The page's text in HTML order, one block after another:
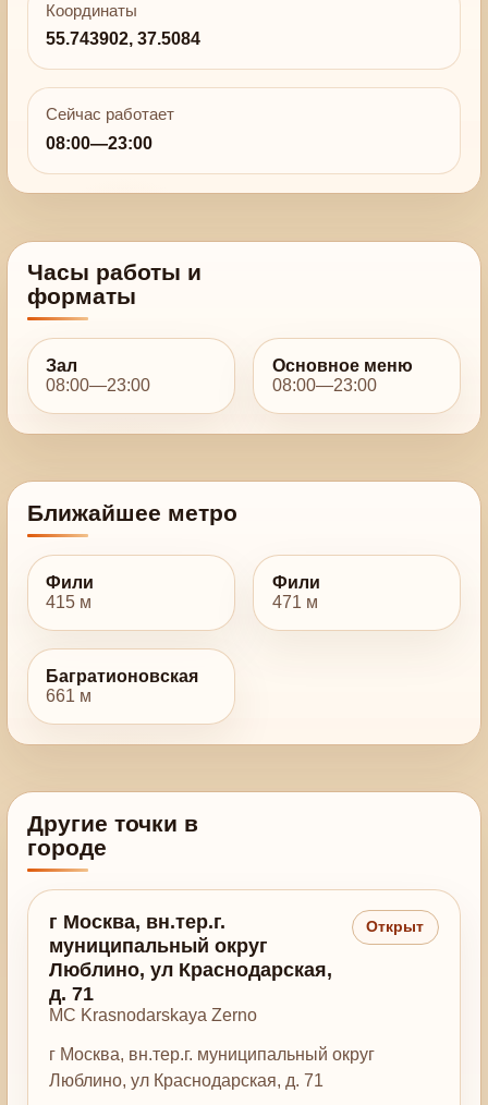
Координаты
55.743902, 37.5084
Сейчас работает
08:00—23:00
Часы работы и
форматы
Зал
08:00—23:00
Основное меню
08:00—23:00
Ближайшее метро
Фили
415 м
Фили
471 м
Багратионовская
661 м
Другие точки в
городе
г Москва, вн.тер.г.
муниципальный округ
Люблино, ул Краснодарская,
д. 71
MC Krasnodarskaya Zerno
Открыт
г Москва, вн.тер.г. муниципальный округ
Люблино, ул Краснодарская, д. 71